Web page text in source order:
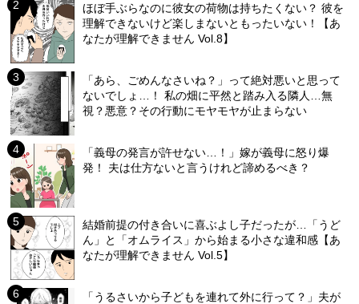
ほぼ手ぶらなのに彼女の荷物は持ちたくない？ 彼を
理解できないけど楽しまないともったいない！【あ
なたが理解できません Vol.8】
「あら、ごめんなさいね？」って絶対悪いと思って
ないでしょ…！ 私の畑に平然と踏み入る隣人…無
視？悪意？その行動にモヤモヤが止まらない
「義母の発言が許せない…！」嫁が義母に怒り爆
発！ 夫は仕方ないと言うけれど諦めるべき？
結婚前提の付き合いに喜ぶよし子だったが…「うど
ん」と「オムライス」から始まる小さな違和感【あ
なたが理解できません Vol.5】
「うるさいから子どもを連れて外に行って？」夫が